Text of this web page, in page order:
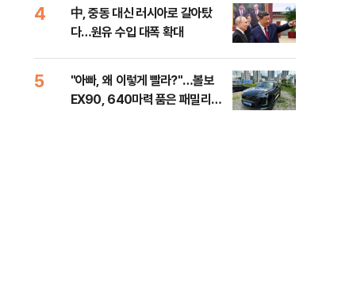
4
中, 중동 대신 러시아로 갈아탔
다…원유 수입 대폭 확대
5
"아빠, 왜 이렇게 빨라?"…볼보
EX90, 640마력 품은 패밀리카